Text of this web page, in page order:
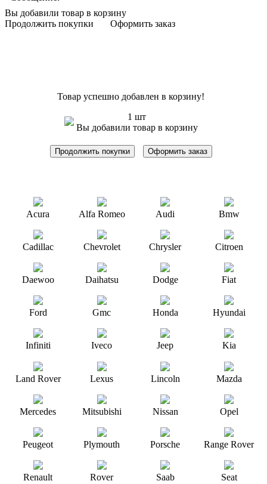
Вы добавили товар в корзину
Продолжить покупки
Оформить заказ
Товар успешно добавлен в корзину!
1 шт
Вы добавили товар в корзину
Продолжить покупки Оформить заказ
Acura Alfa Romeo Audi Bmw
Cadillac Chevrolet Chrysler Citroen
Daewoo Daihatsu Dodge Fiat
Ford Gmc Honda Hyundai
Infiniti Iveco Jeep Kia
Land Rover Lexus Lincoln Mazda
Mercedes Mitsubishi Nissan Opel
Peugeot Plymouth Porsche Range Rover
Renault Rover Saab Seat